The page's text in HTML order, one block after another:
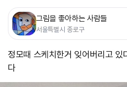
그림을 좋아하는 사람들
서울특별시 종로구
정모때 스케치한거 잊어버리고 있
다